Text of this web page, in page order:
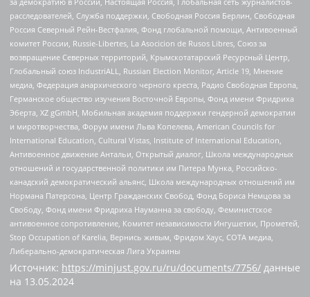
расследователей, Служба поддержки, Свободная Россия Берлин, Свободная
Россия Северный Рейн-Вестфалия, Фонд глобальной помощи, Антивоенный
комитет России, Russie-Libertes, La Asocicion de Rusos Libres, Союз за
возвращение Северных территорий, Крымскотатарский Ресурсный Центр,
Глобальный союз IndustriALL, Russian Election Monitor, Article 19, Мнение
медиа, Федерация анархического черного креста, Радио Свободная Европа,
Германское общество изучения Восточной Европы, Фонд имени Фридриха
Эберта, XZ gGmbH, Мобильная академия поддержки гендерной демократии
и миротворчества, Форум имени Льва Копелева, American Councils for
International Education, Cultural Vistas, Institute of International Education,
Антивоенное движение Антальи, Открытый диалог, Школа международных
отношений и государственной политики им Питера Мунка, Российско-
канадский демократический альянс, Школа международных отношений им
Нормана Патерсона, Центр Гражданских Свобод, Фонд Бориса Немцова за
Свободу, Фонд имени Фридриха Науманна за свободу, Феминистское
антивоенное сопротивление, Комитет независимости Ингушетии, Прометей,
Stop Occupation of Karelia, Вернись живым, Фридом Хаус, СОТА медиа,
Либерально-демократическая Лига Украины
Источник: https://minjust.gov.ru/ru/documents/7756/ данные
на 13.05.2024